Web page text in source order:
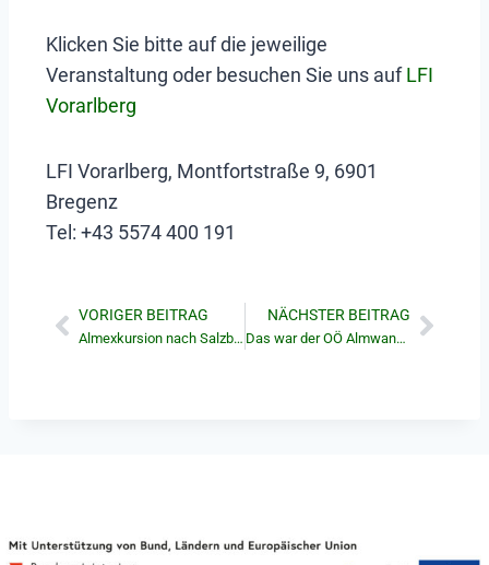
Klicken Sie bitte auf die jeweilige
Veranstaltung oder besuchen Sie uns aufLFI
Vorarlberg
LFI Vorarlberg, Montfortstraße 9, 6901
Bregenz
Tel: +43 5574 400 191
VORIGER BEITRAG
Almexkursion nach Salzburg – 24.08.2024
NÄCHSTER BEITRAG
Das war der OÖ Almwandertag 2024